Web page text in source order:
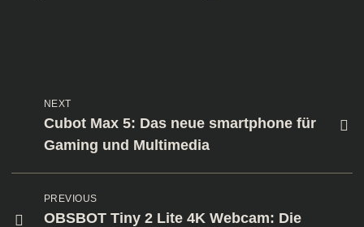
NEXT
Cubot Max 5: Das neue smartphone für
Gaming und Multimedia
PREVIOUS
OBSBOT Tiny 2 Lite 4K Webcam: Die